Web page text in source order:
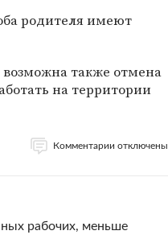
родителя имеют
также отмена
на территории
Комментарии отключены
рабочих, меньше